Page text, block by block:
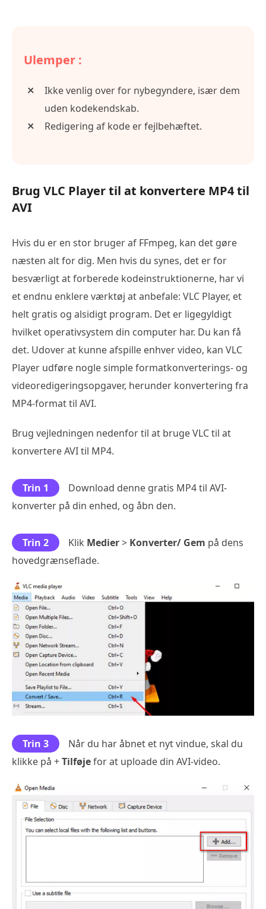
Ulemper :
Ikke venlig over for nybegyndere, især dem
uden kodekendskab.
Redigering af kode er fejlbehæftet.
Brug VLC Player til at konvertere MP4 til
AVI
Hvis du er en stor bruger af FFmpeg, kan det gøre
næsten alt for dig. Men hvis du synes, det er for
besværligt at forberede kodeinstruktionerne, har vi
et endnu enklere værktøj at anbefale: VLC Player, et
helt gratis og alsidigt program. Det er ligegyldigt
hvilket operativsystem din computer har. Du kan få
det. Udover at kunne afspille enhver video, kan VLC
Player udføre nogle simple formatkonverterings- og
videoredigeringsopgaver, herunder konvertering fra
MP4-format til AVI.
Brug vejledningen nedenfor til at bruge VLC til at
konvertere AVI til MP4.
Trin 1
Download denne gratis MP4 til AVI-
konverter på din enhed, og åbn den.
Trin 2 Klik Medier> Konverter/ Gem på dens
hovedgrænseflade.
Trin 3
Når du har åbnet et nyt vindue, skal du
klikke på +Tilføjefor at uploade din AVI-video.